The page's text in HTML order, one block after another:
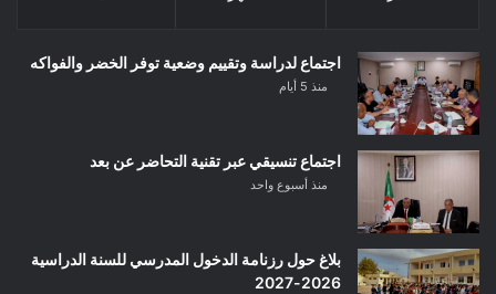
اجتماع لدراسة وتقييم وضعية توفر الخضر والفواكه
منذ 5 أيام
اجتماع تنسيقي عبر تقنية التحاضر عن بعد
منذ أسبوع واحد
بلاغ حول رزنامة الدخول المدرسي للسنة الدراسية
2026-2027